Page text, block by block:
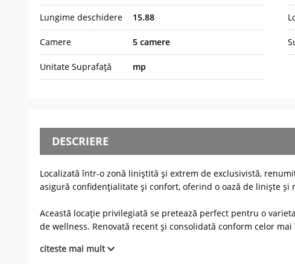
Lungime deschidere 15.88
Camere 5 camere
Unitate Suprafață mp
DESCRIERE
Localizată într-o zonă liniștită și extrem de exclusivistă,
asigură confidențialitate și confort, oferind o oază de liniște și
Această locație privilegiată se pretează perfect pentru o
de wellness. Renovată recent și consolidată conform celor
citeste mai mult